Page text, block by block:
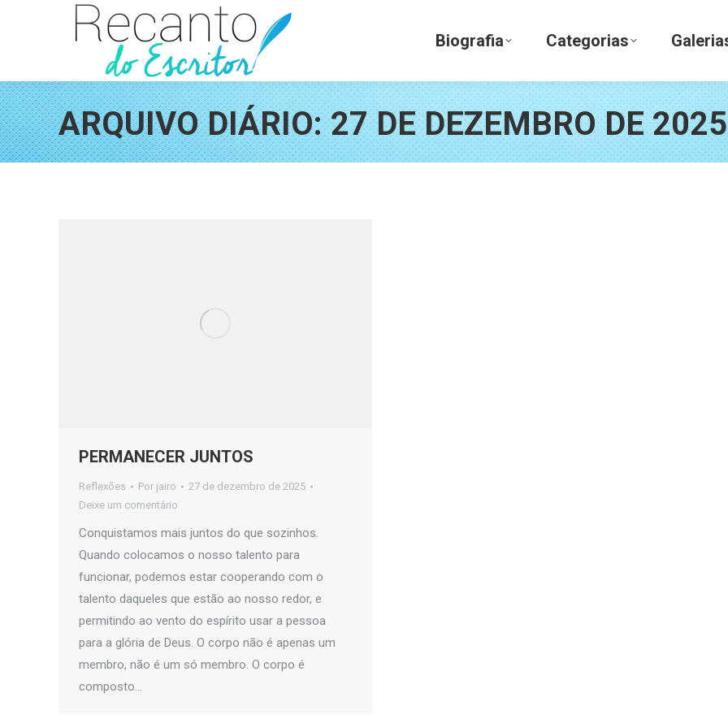
Biografia Categorias
ARQUIVO DIÁRIO:27 DE DEZEMBRO DE 2025
PERMANECER JUNTOS
Reflexões Por jairo
27 de dezembro de 2025
Deixe um comentário
Conquistamos mais juntos do que sozinhos.
Quando colocamos o nosso talento para
funcionar, podemos estar cooperando com o
talento daqueles que estão ao nosso redor, e
permitindo ao vento do espírito usar a pessoa
para a glória de Deus. O corpo não é apenas um
membro, não é um só membro. O corpo é
composto…